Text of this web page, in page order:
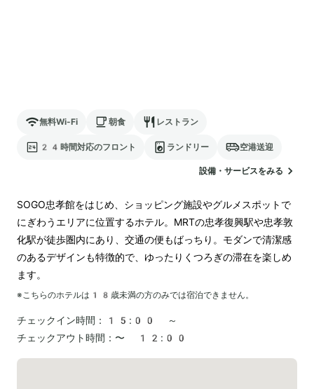
無料Wi-Fi 朝食 レストラン
24時間対応のフロント ランドリー 空港送迎
設備・サービスをみる
SOGO忠孝館をはじめ、ショッピング施設やグルメスポットで
にぎわうエリアに位置するホテル。MRTの忠孝復興駅や忠孝敦
化駅が徒歩圏内にあり、交通の便もばっちり。モダンで清潔感
のあるデザインも特徴的で、ゆったりくつろぎの滞在を楽しめ
ます。
※こちらのホテルは 18 歳未満の方のみでは宿泊できません。
チェックイン時間：
15:00 ～
チェックアウト時間： 〜 12:00